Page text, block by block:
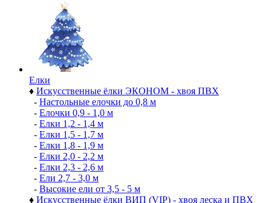
Елки
♦ Искусственные ёлки ЭКОНОМ - хвоя ПВХ
- Настольные елочки до 0,8 м
- Елочки 0,9 - 1,0 м
- Елки 1,2 - 1,4 м
- Елки 1,5 - 1,7 м
- Елки 1,8 - 1,9 м
- Елки 2,0 - 2,2 м
- Елки 2,3 - 2,6 м
- Ели 2,7 - 3,0 м
- Высокие ели от 3,5 - 5 м
♦ Искусственные ёлки ВИП (VIP) - хвоя леска и ПВХ